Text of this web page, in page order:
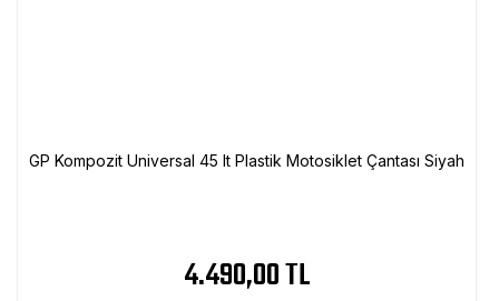
GP Kompozit Universal 45 lt Plastik Motosiklet Çantası Siyah
4.490,00 TL